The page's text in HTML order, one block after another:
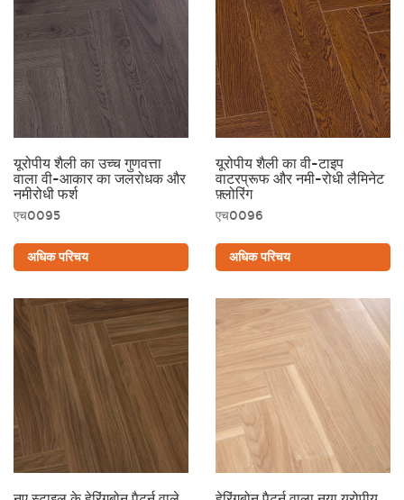
यूरोपीय शैली का उच्च गुणवत्ता
वाला वी-आकार का जलरोधक और
नमीरोधी फर्श
एच0095
अधिक परिचय
यूरोपीय शैली का वी-टाइप
वाटरप्रूफ और नमी-रोधी लैमिनेट
फ़्लोरिंग
एच0096
अधिक परिचय